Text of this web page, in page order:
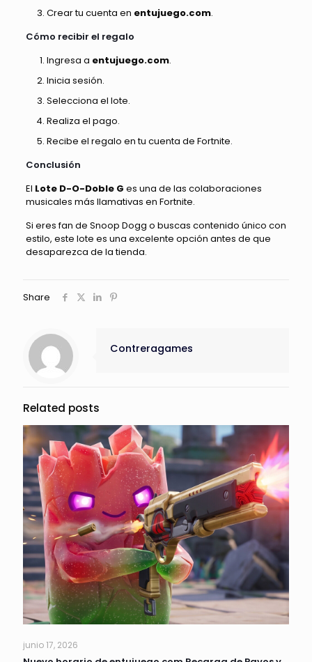
Crear tu cuenta en entujuego.com.
Cómo recibir el regalo
Ingresa a entujuego.com.
Inicia sesión.
Selecciona el lote.
Realiza el pago.
Recibe el regalo en tu cuenta de Fortnite.
Conclusión
El Lote D-O-Doble G es una de las colaboraciones
musicales más llamativas en Fortnite.
Si eres fan de Snoop Dogg o buscas contenido único con
estilo, este lote es una excelente opción antes de que
desaparezca de la tienda.
Share
Contreragames
Related posts
junio 17, 2026